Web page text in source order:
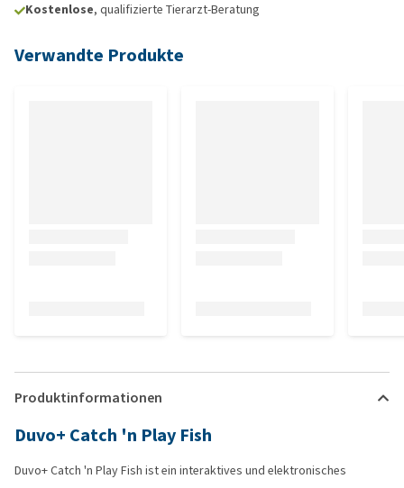
Kostenlose, qualifizierte Tierarzt-Beratung
Verwandte Produkte
Produktinformationen
Duvo+ Catch 'n Play Fish
Duvo+ Catch 'n Play Fish ist ein interaktives und elektronisches